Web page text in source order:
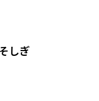
しぎ